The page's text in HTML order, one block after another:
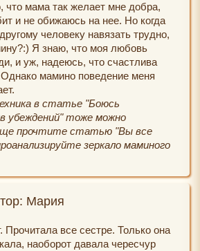
мама так желает мне добра,
и не обижаюсь на нее. Но когда
человеку навязать трудно,
Я знаю, что моя любовь
и уж, надеюсь, что счастлива
мамино поведение меня
в статье "Боюсь
убеждений" тоже можно
прочтите статью "Вы все
зеркало маминого
Мария
Прочитала все сестре. Только она
наоборот давала чересчур